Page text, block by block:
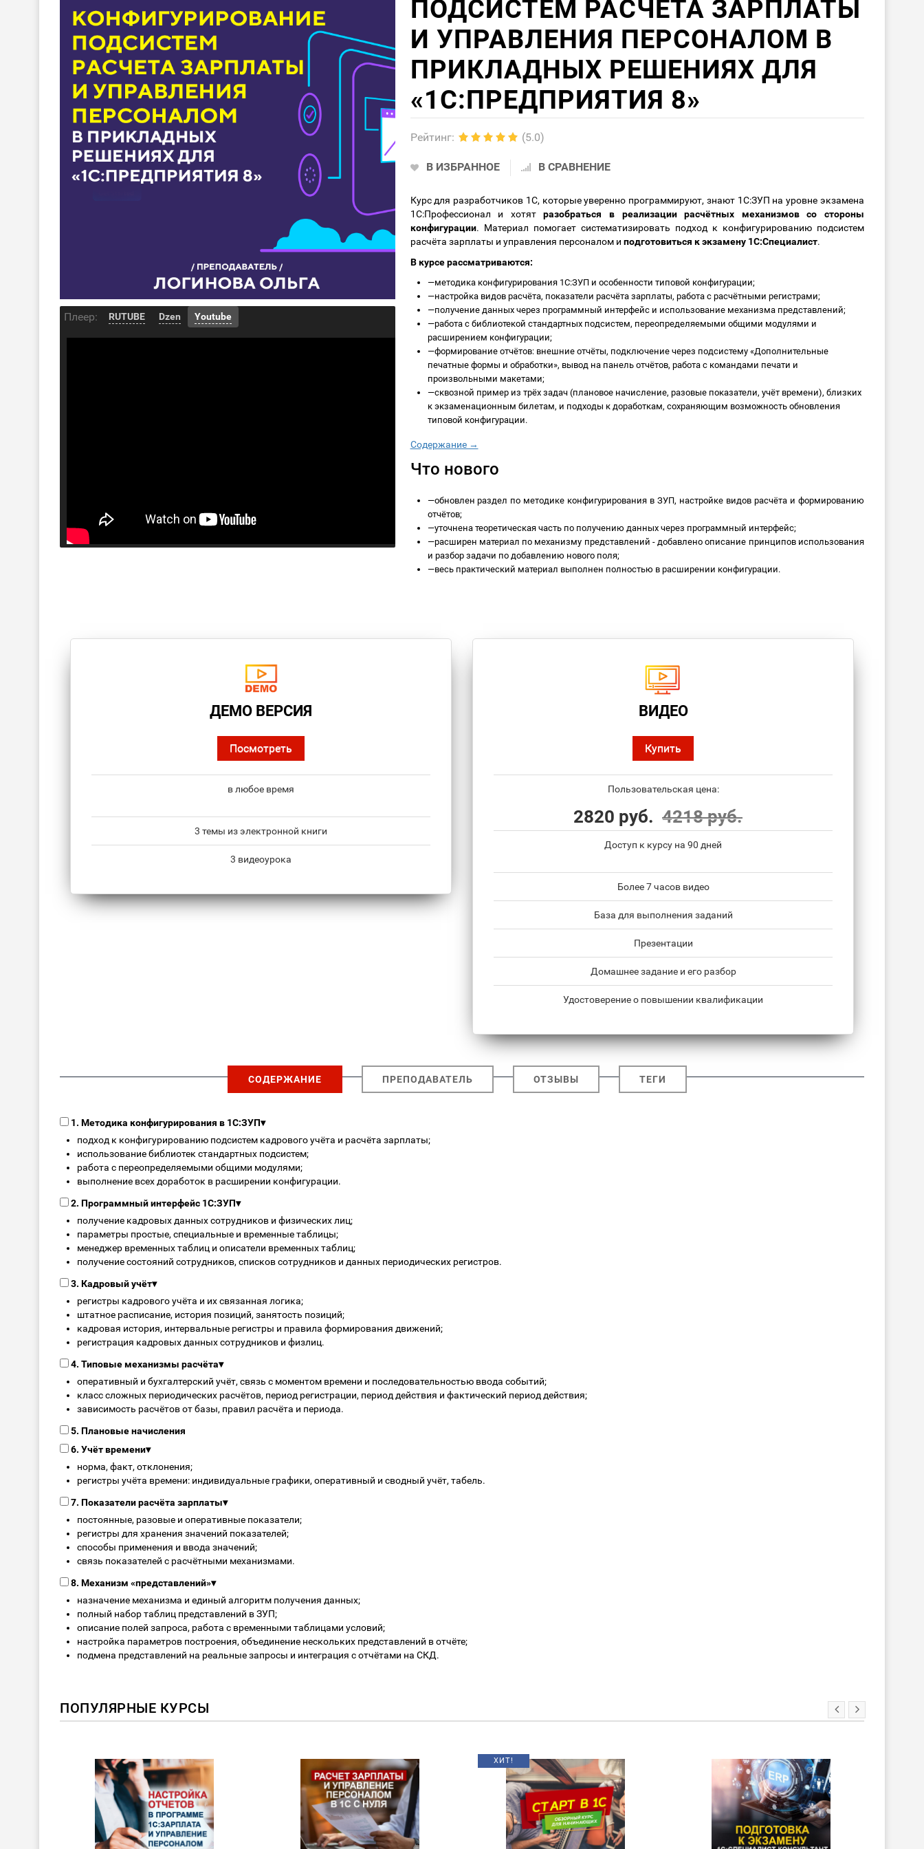
Плеер: RUTUBE Dzen Youtube
ПОДСИСТЕМ РАСЧЕТА ЗАРПЛАТЫ
И УПРАВЛЕНИЯ ПЕРСОНАЛОМ В
ПРИКЛАДНЫХ РЕШЕНИЯХ ДЛЯ
«1С:ПРЕДПРИЯТИЯ 8»
Рейтинг: (5.0)
В ИЗБРАННОЕ В СРАВНЕНИЕ
Курс для разработчиков 1С, которые уверенно программируют, знают 1С:ЗУП на уровне экзамена
1С:Профессионал и хотятразобраться в реализации расчётных механизмов со стороны
конфигурации. Материал помогает систематизировать подход к конфигурированию подсистем
расчёта зарплаты и управления персоналом и подготовиться к экзамену 1С:Специалист.
В курсе рассматриваются:
—методика конфигурирования 1С:ЗУП и особенности типовой конфигурации;
—настройка видов расчёта, показатели расчёта зарплаты, работа с расчётными регистрами;
—получение данных через программный интерфейс и использование механизма представлений;
—работа с библиотекой стандартных подсистем, переопределяемыми общими модулями и
расширением конфигурации;
—формирование отчётов: внешние отчёты, подключение через подсистему «Дополнительные
печатные формы и обработки», вывод на панель отчётов, работа с командами печати и
произвольными макетами;
—сквозной пример из трёх задач (плановое начисление, разовые показатели, учёт времени), близких
к экзаменационным билетам, и подходы к доработкам, сохраняющим возможность обновления
типовой конфигурации.
Содержание →
Что нового
—обновлен раздел по методике конфигурирования в ЗУП, настройке видов расчёта и формированию
отчётов;
—уточнена теоретическая часть по получению данных через программный интерфейс;
—расширен материал по механизму представлений - добавлено описание принципов использования
и разбор задачи по добавлению нового поля;
—весь практический материал выполнен полностью в расширении конфигурации.
ДЕМО ВЕРСИЯ
Посмотреть
в любое время
3 темы из электронной книги
3 видеоурока
ВИДЕО
Купить
Пользовательская цена:
2820 руб. 4218 руб.
Доступ к курсу на 90 дней
Более 7 часов видео
База для выполнения заданий
Презентации
Домашнее задание и его разбор
Удостоверение о повышении квалификации
СОДЕРЖАНИЕ ПРЕПОДАВАТЕЛЬ ОТЗЫВЫ ТЕГИ
1. Методика конфигурирования в 1С:ЗУП▾
подход к конфигурированию подсистем кадрового учёта и расчёта зарплаты;
использование библиотек стандартных подсистем;
работа с переопределяемыми общими модулями;
выполнение всех доработок в расширении конфигурации.
2. Программный интерфейс 1С:ЗУП▾
получение кадровых данных сотрудников и физических лиц;
параметры простые, специальные и временные таблицы;
менеджер временных таблиц и описатели временных таблиц;
получение состояний сотрудников, списков сотрудников и данных периодических регистров.
3. Кадровый учёт▾
регистры кадрового учёта и их связанная логика;
штатное расписание, история позиций, занятость позиций;
кадровая история, интервальные регистры и правила формирования движений;
регистрация кадровых данных сотрудников и физлиц.
4. Типовые механизмы расчёта▾
оперативный и бухгалтерский учёт, связь с моментом времени и последовательностью ввода событий;
класс сложных периодических расчётов, период регистрации, период действия и фактический период действия;
зависимость расчётов от базы, правил расчёта и периода.
5. Плановые начисления
6. Учёт времени▾
норма, факт, отклонения;
регистры учёта времени: индивидуальные графики, оперативный и сводный учёт, табель.
7. Показатели расчёта зарплаты▾
постоянные, разовые и оперативные показатели;
регистры для хранения значений показателей;
способы применения и ввода значений;
связь показателей с расчётными механизмами.
8. Механизм «представлений»▾
назначение механизма и единый алгоритм получения данных;
полный набор таблиц представлений в ЗУП;
описание полей запроса, работа с временными таблицами условий;
настройка параметров построения, объединение нескольких представлений в отчёте;
подмена представлений на реальные запросы и интеграция с отчётами на СКД.
ПОПУЛЯРНЫЕ КУРСЫ
ХИТ! НОВИНКА
ХИТ!